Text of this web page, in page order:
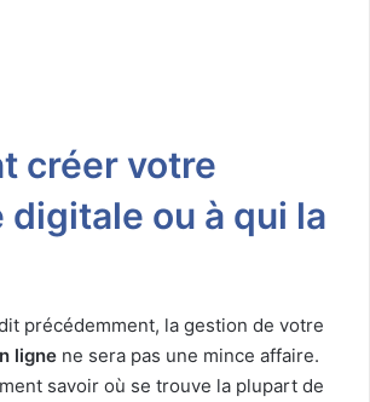
créer votre
ou à qui la
précédemment, la gestion de votre
ligne ne sera pas une mince affaire.
savoir où se trouve la plupart de